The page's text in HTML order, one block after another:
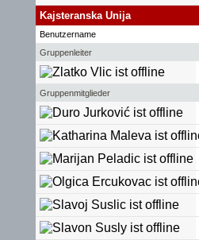
Kajsteranska Unija
Benutzername
Gruppenleiter
Gruppenmitglieder